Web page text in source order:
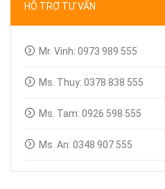
Linh kiện máy chiếu
HỖ TRỢ TƯ VẤN
Mr. Vinh: 0973 989 555
Ms. Thuy: 0378 838 555
Ms. Tam: 0926 598 555
Ms. An: 0348 907 555